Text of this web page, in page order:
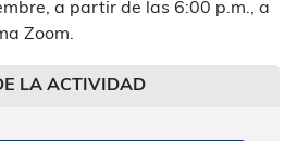
a partir de las 6:00 p.m., a
Zoom.
LA ACTIVIDAD